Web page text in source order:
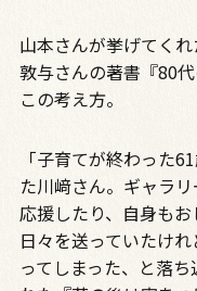
山本さんが挙げてく
敦与さんの著書『80
この考え方。
「子育てが終わった
た川﨑さん。ギャラ
応援したり、自身も
日々を送っていたけ
ってしまった、と落